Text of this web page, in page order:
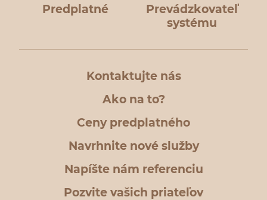
Predplatné
Prevádzkovateľ
systému
Kontaktujte nás
Ako na to?
Ceny predplatného
Navrhnite nové služby
Napíšte nám referenciu
Pozvite vašich priateľov